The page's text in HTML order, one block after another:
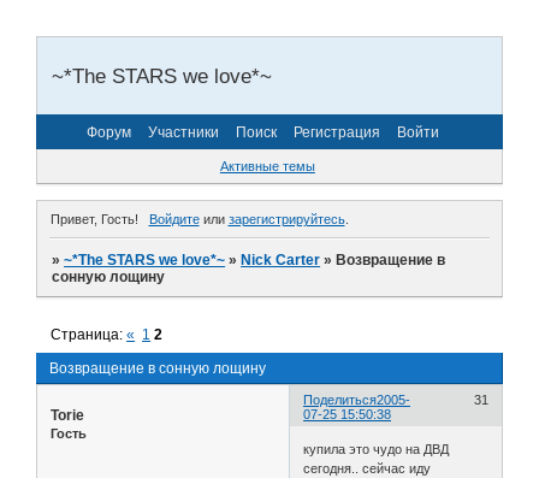
~*The STARS we love*~
Форум Участники Поиск Регистрация Войти
Активные темы
Привет, Гость! Войдитеили зарегистрируйтесь.
»~*The STARS we love*~ »Nick Carter »Возвращение в
сонную лощину
Возвращение в сонную лощину
Страница:« 1 2
Поделиться 31
2005-
07-25 15:50:38
Torie
Гость
купила это чудо на ДВД
сегодня.. сейчас иду